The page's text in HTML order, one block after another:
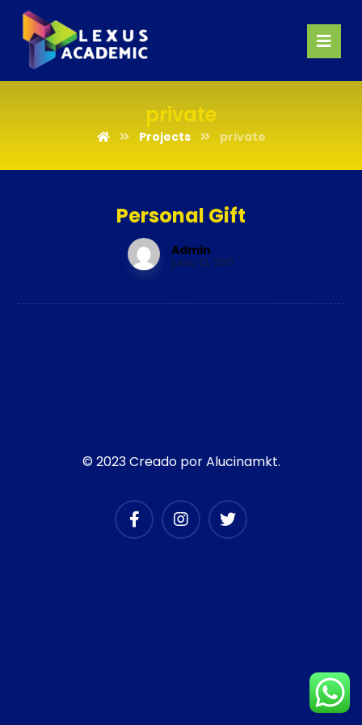
private
Projects private
Personal Gift
Admin
junio 12, 2017
© 2023 Creado por Alucinamkt.